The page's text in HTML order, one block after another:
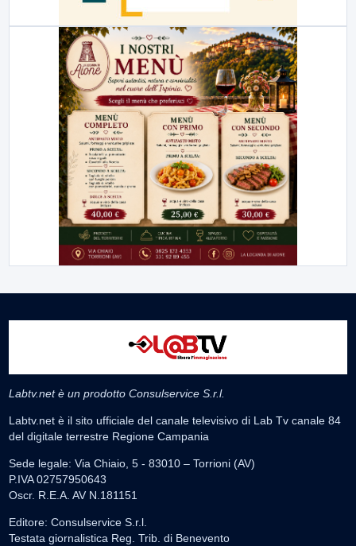
Labtv.net è un prodotto Consulservice S.r.l.
Labtv.net è il sito ufficiale del canale televisivo di Lab Tv canale 84
del digitale terrestre Regione Campania
Sede legale: Via Chiaio, 5 - 83010 – Torrioni (AV)
P.IVA 02757950643
Oscr. R.E.A. AV N.181151
Editore: Consulservice S.r.l.
Testata giornalistica Reg. Trib. di Benevento